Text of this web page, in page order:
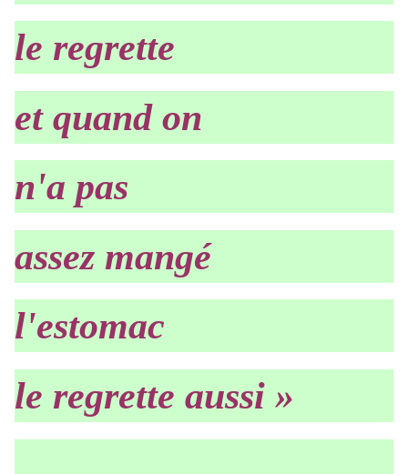
le regrette
et quand on
n'a pas
assez mangé
l'estomac
le regrette aussi »